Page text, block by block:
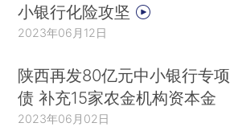
小银行化险攻坚
2023年06月12日
陕西再发80亿元中小银行专项
债 补充15家农金机构资本金
2023年06月02日